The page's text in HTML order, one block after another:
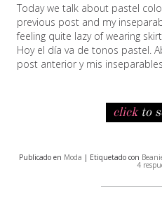
Today we talk about pastel
previous post and my
feeling quite lazy of wearing
Hoy el día va de tonos pastel.
post anterior y mis
clickto
Publicado en Moda | Etiquetado con
4